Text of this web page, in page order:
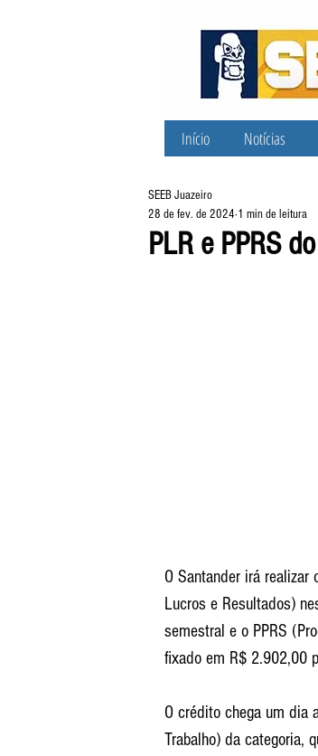
Início Notícias
PLR e PPRS
SEEB Juazeiro
28 de fev. de 2024 1 min de leitura
O Santander irá realizar
Lucros e Resultados)
semestral e o PPRS
fixado em R$ 2.902,00
O crédito chega um dia
Trabalho) da categoria,